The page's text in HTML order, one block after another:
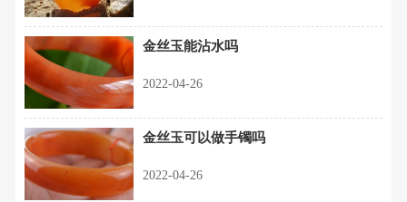
金丝玉能沾水吗
2022-04-26
金丝玉可以做手镯吗
2022-04-26